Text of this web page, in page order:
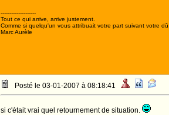
--------------------
Tout ce qui arrive, arrive justement.
Comme si quelqu'un vous attribuait votre part suivant votre dû.
Marc Aurèle
Posté le 03-01-2007 à 08:18:41
si c'était vrai quel retournement de situation.